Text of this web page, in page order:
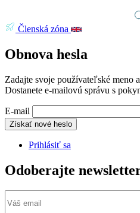
Členská zóna
Obnova hesla
Zadajte svoje používateľské meno
Dostanete e-mailovú správu s
E-mail
Získať nové heslo
Prihlásiť sa
Odoberajte